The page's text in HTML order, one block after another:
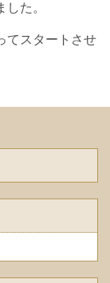
た。
てスタートさせ